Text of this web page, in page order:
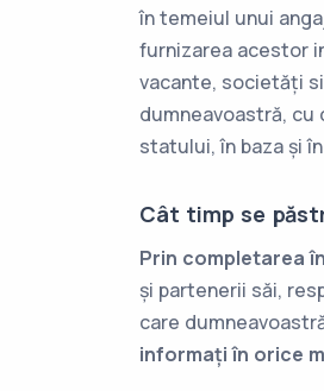
în temeiul unui
furnizarea acestor
vacante, societăți
dumneavoastră,
statului, în baza și
Cât timp se
Prin completarea
și partenerii săi,
care
informați în orice